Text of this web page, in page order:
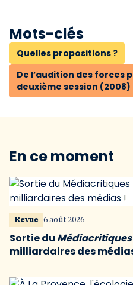
Mots-clés
Quelles propositions ?
De l’audition des forces
deuxième session (2008)
En ce moment
Revue 6 août 2026
Sortie du Médiacritiques
milliardaires des